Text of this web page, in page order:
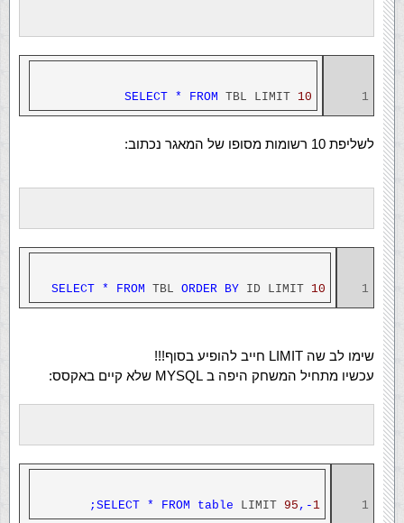
1
SELECT * FROM TBL LIMIT 10
לשליפת 10 רשומות מסופו של המאגר נכתוב:
1
SELECT * FROM TBL ORDER BY ID LIMIT 10
שימו לב שה LIMIT חייב להופיע בסוף!!!
עכשיו מתחיל המשחק היפה ב MYSQL שלא קיים באקסס:
1
SELECT * FROM table LIMIT 95 ,- 1
;